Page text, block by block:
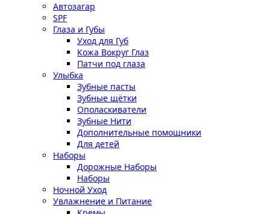
Автозагар
SPF
Глаза и Губы
Уход для Губ
Кожа Вокруг Глаз
Патчи под глаза
Улыбка
Зубные пасты
Зубные щётки
Ополаскиватели
Зубные Нити
Дополнительные помощники
Для детей
Наборы
Дорожные Наборы
Наборы
Ночной Уход
Увлажнение и Питание